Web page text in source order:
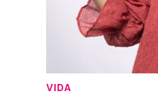
VIDA